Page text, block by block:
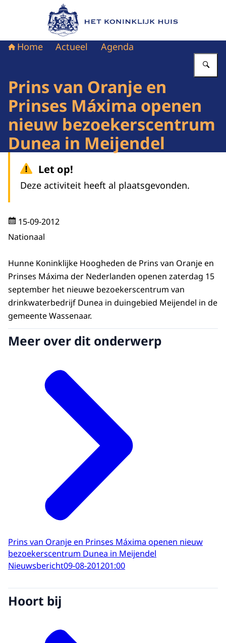
Naar de homepage van Het Koninklijk Huis
Home Actueel Agenda
Prins van Oranje en
Prinses Máxima openen
nieuw bezoekerscentrum
Dunea in Meijendel
Let op!
Deze activiteit heeft al plaatsgevonden.
15-09-2012
Nationaal
Hunne Koninklijke Hoogheden de Prins van Oranje en
Prinses Máxima der Nederlanden openen zaterdag 15
september het nieuwe bezoekerscentrum van
drinkwaterbedrijf Dunea in duingebied Meijendel in de
gemeente Wassenaar.
Meer over dit onderwerp
Prins van Oranje en Prinses Máxima openen nieuw
bezoekerscentrum Dunea in Meijendel
Nieuwsbericht09-08-201201:00
Hoort bij